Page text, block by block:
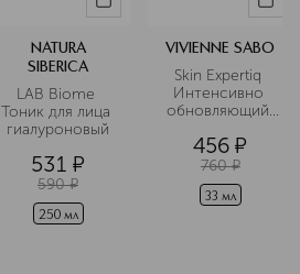
NATURA
SIBERICA
LAB Biome
Тоник для лица
гиалуроновый
531 ¤
590 ¤
250 мл
VIVIENNE SABO
Skin Expertiq
Интенсивно
обновляющий
456 ¤
760 ¤
33 мл